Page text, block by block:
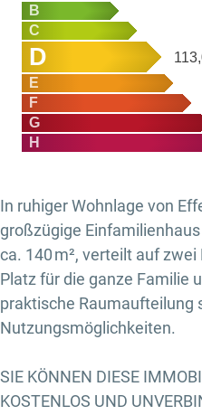
B
C
D
E
F
G
H
In ruhiger Wohnlage von
großzügige
ca. 140 m², verteilt auf
Platz für die ganze Familie
praktische Raumaufteilung
Nutzungsmöglichkeiten.
SIE KÖNNEN DIESE
KOSTENLOS UND